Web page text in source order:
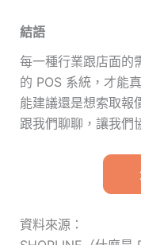
結語
每一種行業跟店面的
的 POS 系統，才能
能建議還是想索取報
跟我們聊聊，讓我們
資料來源：